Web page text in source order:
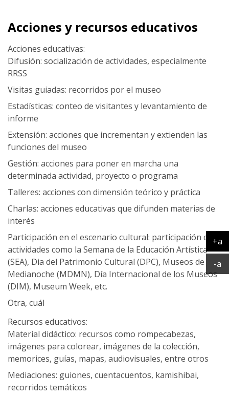
Acciones y recursos educativos
Acciones educativas:
Difusión: socialización de actividades, especialmente
RRSS
Visitas guiadas: recorridos por el museo
Estadísticas: conteo de visitantes y levantamiento de
informe
Extensión: acciones que incrementan y extienden las
funciones del museo
Gestión: acciones para poner en marcha una
determinada actividad, proyecto o programa
Talleres: acciones con dimensión teórico y práctica
Charlas: acciones educativas que difunden materias de
interés
Participación en el escenario cultural: participación en
actividades como la Semana de la Educación Artística
(SEA), Dia del Patrimonio Cultural (DPC), Museos de
Medianoche (MDMN), Día Internacional de los Museos
(DIM), Museum Week, etc.
Otra, cuál
Recursos educativos:
Material didáctico: recursos como rompecabezas,
imágenes para colorear, imágenes de la colección,
memorices, guías, mapas, audiovisuales, entre otros
Mediaciones: guiones, cuentacuentos, kamishibai,
recorridos temáticos
+a
-a